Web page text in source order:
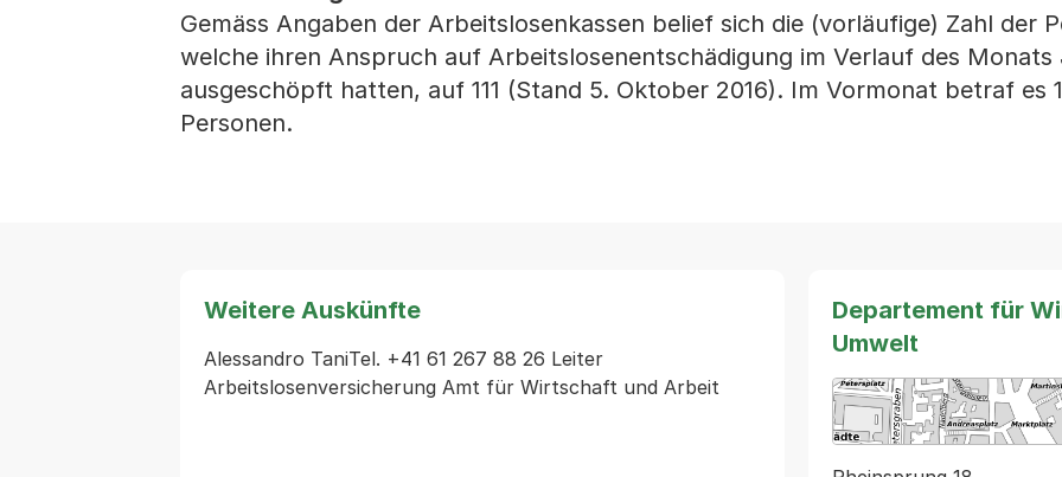
Gemäss Angaben der Arbeitslosenkassen belief sich die (vorläufige) Zahl der
welche ihren Anspruch auf Arbeitslosenentschädigung im Verlauf des Monats
ausgeschöpft hatten, auf 111 (Stand 5. Oktober 2016). Im Vormonat betraf es
Personen.
Weitere Auskünfte
Alessandro TaniTel. +41 61 267 88 26 Leiter
Arbeitslosenversicherung Amt für Wirtschaft und Arbeit
Departement für
Umwelt